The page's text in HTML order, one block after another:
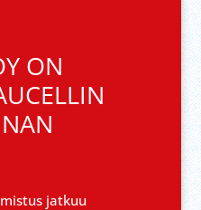
ON
jatkuu